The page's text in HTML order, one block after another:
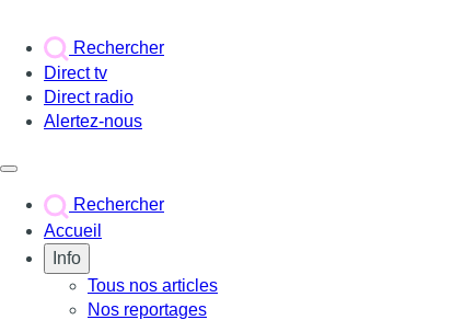
Rechercher
Direct tv
Direct radio
Alertez-nous
Rechercher
Accueil
Info
Tous nos articles
Nos reportages